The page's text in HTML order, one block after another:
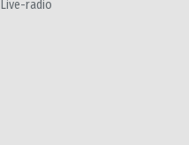
Live-radio